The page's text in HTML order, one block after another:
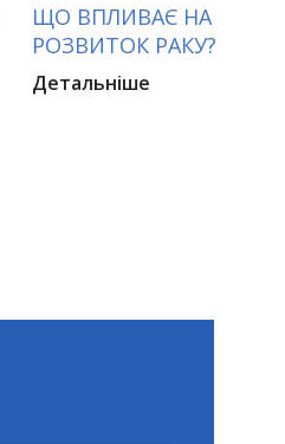
ЩО ВПЛИВАЄ НА
РОЗВИТОК РАКУ?
Детальніше